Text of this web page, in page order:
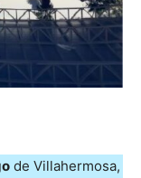
de Villahermosa,